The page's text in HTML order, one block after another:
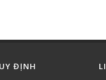
ĐỊNH